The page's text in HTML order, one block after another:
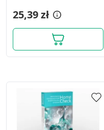
25,39 zł